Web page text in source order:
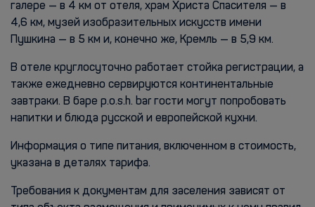
галере — в 4 км от отеля, храм Христа Спасителя — в
4,6 км, музей изобразительных искусств имени
Пушкина — в 5 км и, конечно же, Кремль — в 5,9 км.
В отеле круглосуточно работает стойка регистрации, а
также ежедневно сервируются континентальные
завтраки. В баре p.o.s.h. bar гости могут попробовать
напитки и блюда русской и европейской кухни.
Информация о типе питания, включенном в стоимость,
указана в деталях тарифа.
Требования к документам для заселения зависят от